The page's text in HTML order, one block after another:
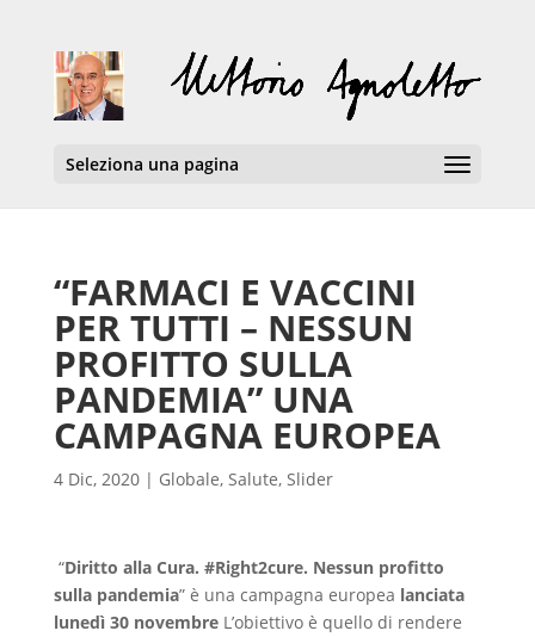
Seleziona una pagina
“FARMACI E VACCINI
PER TUTTI – NESSUN
PROFITTO SULLA
PANDEMIA” UNA
CAMPAGNA EUROPEA
4 Dic, 2020| Globale, Salute, Slider
“Diritto alla Cura. #Right2cure. Nessun profitto
sulla pandemia” è una campagna europea lanciata
lunedì 30 novembre L’obiettivo è quello di rendere